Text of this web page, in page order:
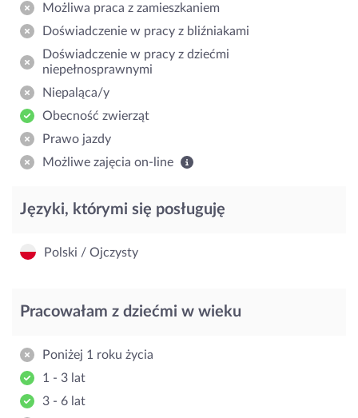
Możliwa praca z zamieszkaniem
Doświadczenie w pracy z bliźniakami
Doświadczenie w pracy z dziećmi
niepełnosprawnymi
Niepaląca/y
Obecność zwierząt
Prawo jazdy
Możliwe zajęcia on-line
Języki, którymi się posługuję
Polski / Ojczysty
Pracowałam z dziećmi w wieku
Poniżej 1 roku życia
1 - 3 lat
3 - 6 lat